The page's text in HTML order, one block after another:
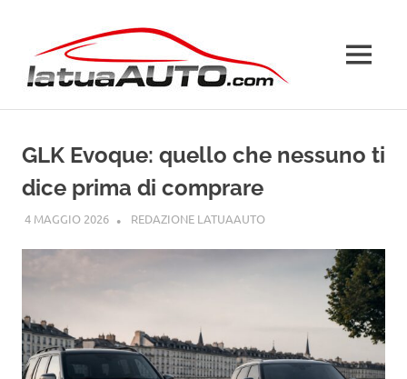
contenuto
MENU
GLK Evoque: quello che nessuno ti
dice prima di comprare
4 MAGGIO 2026 REDAZIONE LATUAAUTOCURIOSITÀ AUTO